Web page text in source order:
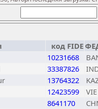
код FIDE
10231668
33387826
13764322
12423599
VIE
8641170